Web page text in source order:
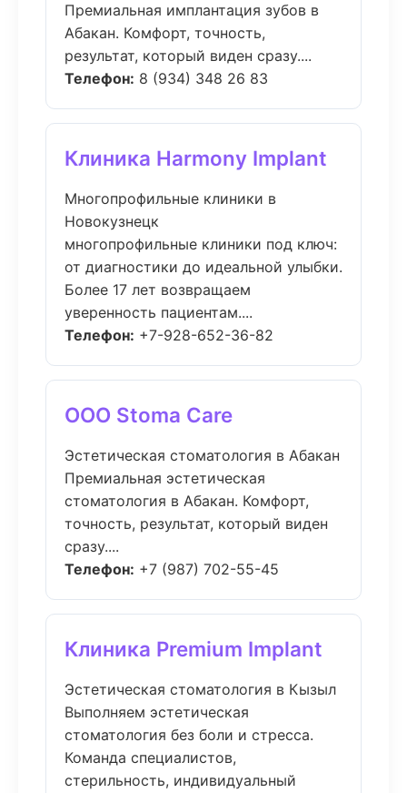
Премиальная имплантация зубов в
Абакан. Комфорт, точность,
результат, который виден сразу....
Телефон: 8 (934) 348 26 83
Клиника Harmony Implant
Многопрофильные клиники в
Новокузнецк
многопрофильные клиники под ключ:
от диагностики до идеальной улыбки.
Более 17 лет возвращаем
уверенность пациентам....
Телефон: +7-928-652-36-82
ООО Stoma Care
Эстетическая стоматология в Абакан
Премиальная эстетическая
стоматология в Абакан. Комфорт,
точность, результат, который виден
сразу....
Телефон: +7 (987) 702-55-45
Клиника Premium Implant
Эстетическая стоматология в Кызыл
Выполняем эстетическая
стоматология без боли и стресса.
Команда специалистов,
стерильность, индивидуальный